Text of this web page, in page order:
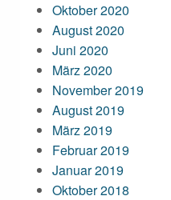
Oktober 2020
August 2020
Juni 2020
März 2020
November 2019
August 2019
März 2019
Februar 2019
Januar 2019
Oktober 2018